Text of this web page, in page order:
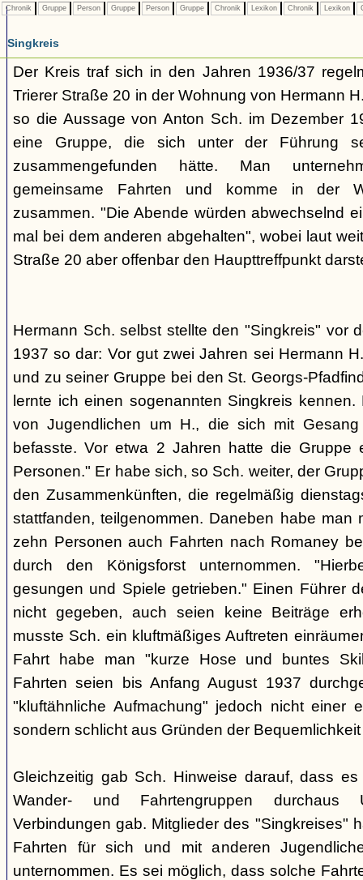
Chronik Gruppe Person Gruppe Person Gruppe Chronik Lexikon Chronik Lexikon
Singkreis
Der Kreis traf sich in den Jahren 1936/37
Trierer Straße 20 in der Wohnung von Hermann
so die Aussage von Anton Sch. im Dezember
eine Gruppe, die sich unter der Führung
zusammengefunden hätte. Man
gemeinsame Fahrten und komme in der
zusammen. "Die Abende würden abwechselnd
mal bei dem anderen abgehalten", wobei laut
Straße 20 aber offenbar den Haupttreffpunkt
Hermann Sch. selbst stellte den "Singkreis" vor
1937 so dar: Vor gut zwei Jahren sei Hermann
und zu seiner Gruppe bei den St. Georgs-
lernte ich einen sogenannten Singkreis
von Jugendlichen um H., die sich mit
befasste. Vor etwa 2 Jahren hatte die Gruppe
Personen." Er habe sich, so Sch. weiter, der
den Zusammenkünften, die regelmäßig
stattfanden, teilgenommen. Daneben habe man
zehn Personen auch Fahrten nach Romaney
durch den Königsforst unternommen.
gesungen und Spiele getrieben." Einen Führer
nicht gegeben, auch seien keine Beiträge
musste Sch. ein kluftmäßiges Auftreten
Fahrt habe man "kurze Hose und buntes
Fahrten seien bis Anfang August 1937
"kluftähnliche Aufmachung" jedoch nicht einer
sondern schlicht aus Gründen der
Gleichzeitig gab Sch. Hinweise darauf, dass
Wander- und Fahrtengruppen durchaus
Verbindungen gab. Mitglieder des "Singkreises"
Fahrten für sich und mit anderen
unternommen. Es sei möglich, dass solche